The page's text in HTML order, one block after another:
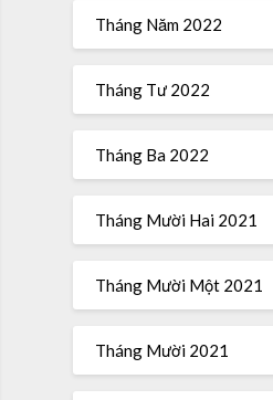
Tháng Năm 2022
Tháng Tư 2022
Tháng Ba 2022
Tháng Mười Hai 2021
Tháng Mười Một 2021
Tháng Mười 2021